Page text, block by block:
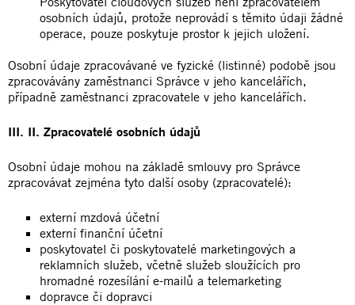
osobních údajů, protože neprovádí s těmito údaji žádné
operace, pouze poskytuje prostor k jejich uložení.
Osobní údaje zpracovávané ve fyzické (listinné) podobě jsou
zpracovávány zaměstnanci Správce v jeho kancelářích,
případně zaměstnanci zpracovatele v jeho kancelářích.
III. II. Zpracovatelé osobních údajů
Osobní údaje mohou na základě smlouvy pro Správce
zpracovávat zejména tyto další osoby (zpracovatelé):
externí mzdová účetní
externí finanční účetní
poskytovatel či poskytovatelé marketingových a
reklamních služeb, včetně služeb sloužících pro
hromadné rozesílání e-mailů a telemarketing
dopravce či dopravci